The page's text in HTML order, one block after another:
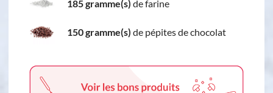
185 gramme(s) de farine
150 gramme(s) de pépites de chocolat